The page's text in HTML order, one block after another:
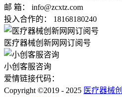
邮 箱： info@zcxtz.com
投入合作的： 18168180240
医疗器械创新网网订阅号
小创客服咨询
爱情链接代码：
Copyright ©2019 - 2025 医疗器械